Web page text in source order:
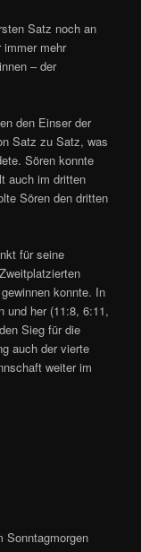
Satz noch an
immer mehr
– der
den Einser der
Satz zu Satz, was
Sören konnte
auch im dritten
Sören den dritten
für seine
konnte. In
und her (11:8, 6:11,
Sieg für die
auch der vierte
weiter im
Sonntagmorgen